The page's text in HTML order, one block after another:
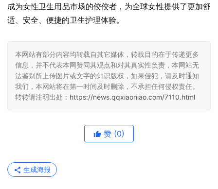
成为女性卫生用品市场的佼佼者，为全球女性提供了更加舒
适、安全、便捷的卫生护理体验。
本网站有部分内容均转载自其它媒体，转载目的在于传递更多
信息，并不代表本网赞同其观点和对其真实性负责，本网站无
法鉴别所上传图片或文字的知识版权，如果侵犯，请及时通知
我们，本网站将在第一时间及时删除，不承担任何侵权责任。
转转请注明出处： https://news.qqxiaoniao.com/7110.html
赞 (0)
生成海报